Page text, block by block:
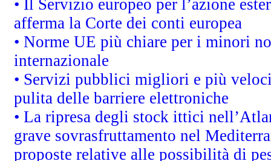
• Il Servizio europeo per l’azione
afferma la Corte dei conti europea
• Norme UE più chiare per i minori
internazionale
• Servizi pubblici migliori e più
pulita delle barriere elettroniche
• La ripresa degli stock ittici
grave sovrasfruttamento nel
proposte relative alle possibilità di